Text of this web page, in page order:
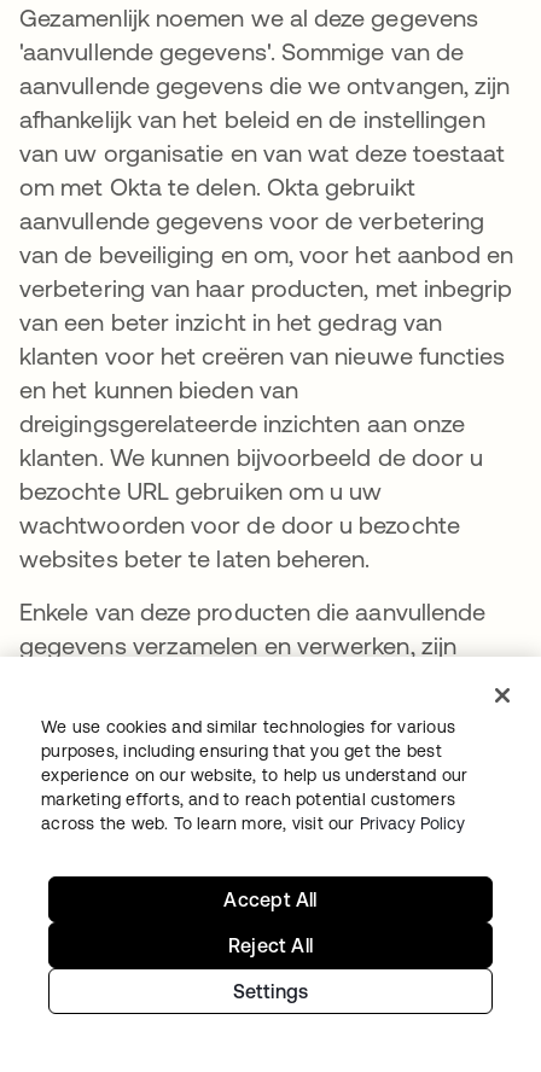
Gezamenlijk noemen we al deze gegevens
'aanvullende gegevens'. Sommige van de
aanvullende gegevens die we ontvangen, zijn
afhankelijk van het beleid en de instellingen
van uw organisatie en van wat deze toestaat
om met Okta te delen. Okta gebruikt
aanvullende gegevens voor de verbetering
van de beveiliging en om, voor het aanbod en
verbetering van haar producten, met inbegrip
van een beter inzicht in het gedrag van
klanten voor het creëren van nieuwe functies
en het kunnen bieden van
dreigingsgerelateerde inzichten aan onze
klanten. We kunnen bijvoorbeeld de door u
bezochte URL gebruiken om u uw
wachtwoorden voor de door u bezochte
websites beter te laten beheren.
Enkele van deze producten die aanvullende
gegevens verzamelen en verwerken, zijn
de Okta-browserplug-in; en
de Okta mobiele applicaties (Okta Verify
en Okta Mobile).
ons verzamelde aanvullende gegevens uw
inlogsessie, IP-adres, user-agent en de naam
van de webapplicatie en het websiteadres,
evenals andere informatie die niet persoonlijk
We use cookies and similar technologies for various
purposes, including ensuring that you get the best
experience on our website, to help us understand our
marketing efforts, and to reach potential customers
across the web. To learn more, visit our Privacy Policy
Settings
Reject All
Accept All